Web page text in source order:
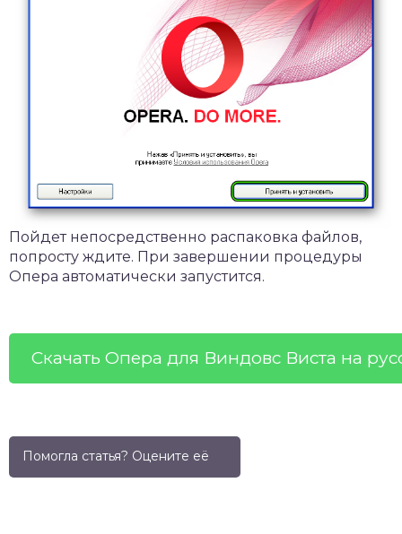
Пойдет непосредственно распаковка файлов,
попросту ждите. При завершении процедуры
Опера автоматически запустится.
Скачать Опера для Виндовс Виста на
Помогла статья? Оцените её